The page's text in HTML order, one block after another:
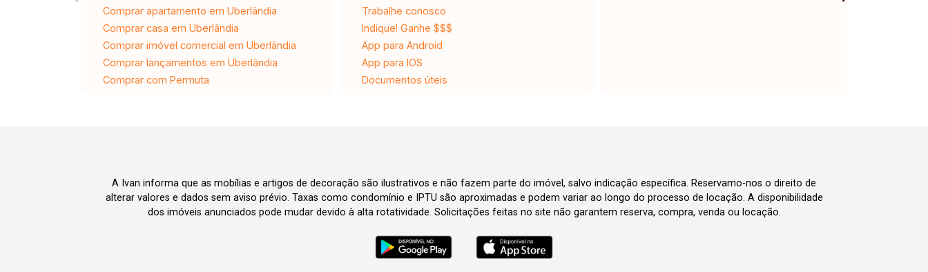
Comprar apartamento em Uberlândia
Comprar casa em Uberlândia
Comprar imóvel comercial em Uberlândia
Comprar lançamentos em Uberlândia
Comprar com Permuta
Trabalhe conosco
Indique! Ganhe $$$
App para Android
App para IOS
Documentos úteis
A Ivan informa que as mobílias e artigos de decoração são ilustrativos e não fazem parte do imóvel, salvo indicação específica. Reservamo-nos o direito de
alterar valores e dados sem aviso prévio. Taxas como condomínio e IPTU são aproximadas e podem variar ao longo do processo de locação. A disponibilidade
dos imóveis anunciados pode mudar devido à alta rotatividade. Solicitações feitas no site não garantem reserva, compra, venda ou locação.